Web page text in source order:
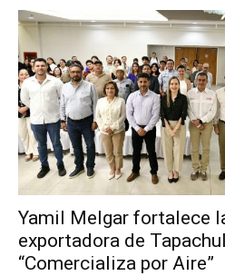
Yamil Melgar fortalece
exportadora de
“Comercializa por Aire”